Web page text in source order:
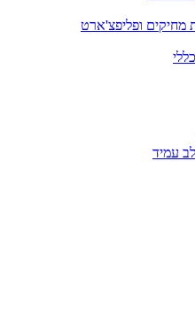
מחיקים ופליפצ'ארט
עמיד